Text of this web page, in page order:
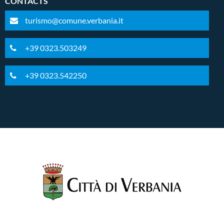
turismo@comune.verbania.it
+39 0323.503249
+39 0323.542250